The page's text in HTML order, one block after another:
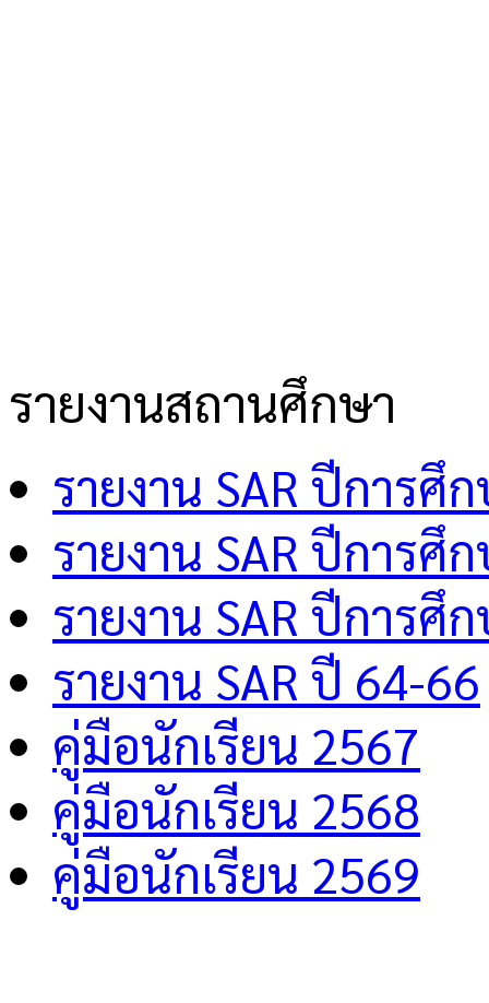
รายงานสถานศึกษา
รายงาน SAR ปีการศึ
รายงาน SAR ปีการศึ
รายงาน SAR ปีการศึ
รายงาน SAR ปี 64-66
คู่มือนักเรียน 2567
คู่มือนักเรียน 2568
คู่มือนักเรียน 2569